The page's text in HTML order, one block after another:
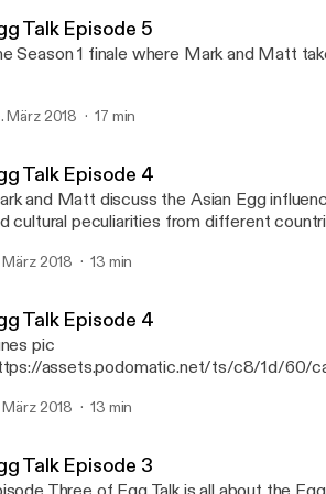
Talk Episode 5
Season 1 finale where Mark and Matt
März 2018 17 min
Talk Episode 4
and Matt discuss the Asian Egg influence. Different egg cooking
cultural peculiarities from different
März 2018 13 min
Talk Episode 4
pic
assets.podomatic.net/ts/c8/1d/60/
cultural peculiarities from different
März 2018 13 min
Talk Episode 3